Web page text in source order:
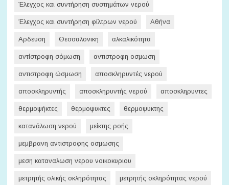
Έλεγχος και συντήρηση συστημάτων νερού
Έλεγχος και συντήρηση φίλτρων νερού Αθήνα
Αρδευση Θεσσαλονικη αλκαλικότητα
αντίστροφη σόμωση αντιστροφη οσμωση
αντιστροφη ώσμωση αποσκληρυντές νερού
αποσκληρυντής αποσκληρυντής νερού αποσκληρυντες
θερμοψήκτες θερμοψυκτες θερμοψυκτης
κατανάλωση νερού μείκτης ροής
μεμβρανη αντιστροφης οσμωσης
μεση καταναλωση νερου νοικοκυριου
μετρητής ολικής σκληρότητας μετρητής σκληρότητας νερού